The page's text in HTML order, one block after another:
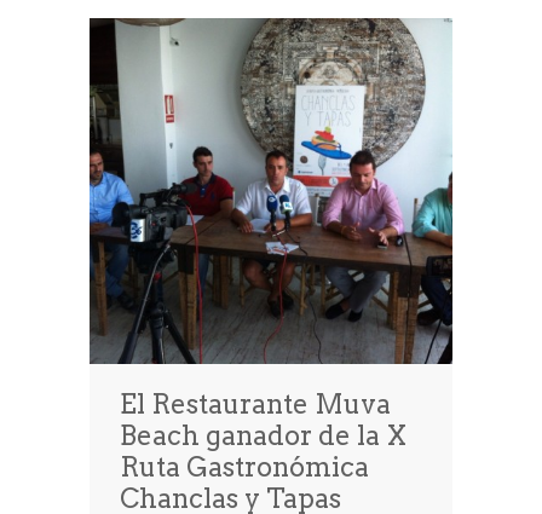
El Restaurante Muva
Beach ganador de la X
Ruta Gastronómica
Chanclas y Tapas